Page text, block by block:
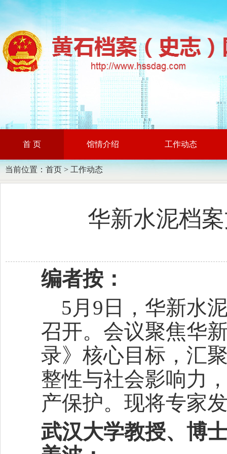
首 页 馆情介绍 工作动态
当前位置： 首页 > 工作动态
华新水泥档
编者按：
5月9日，华新水
召开。会议聚焦华
录》核心目标，汇
整性与社会影响力
产保护。现将专家
武汉大学教授、‌博